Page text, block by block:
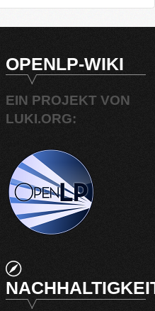
OPENLP-WIKI
EIN PROJEKT VON
LUKI.ORG: